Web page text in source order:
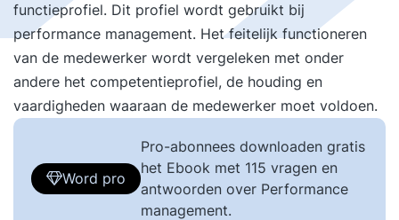
functieprofiel. Dit profiel wordt gebruikt bij
performance management. Het feitelijk functioneren
van de medewerker wordt vergeleken met onder
andere het competentieprofiel, de houding en
vaardigheden waaraan de medewerker moet voldoen.
Word pro
Pro-abonnees downloaden gratis
het Ebook met 115 vragen en
antwoorden over Performance
management.